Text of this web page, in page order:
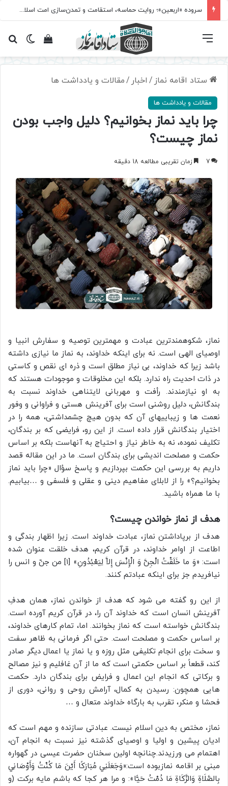
مسابقه سراسری «نماز؛ میراث کربلا» برگزار می‌شود
تغییرمشاهده فهرست
ستاد اقامه نماز / اخبار /مقالات و یادداشت ها
مقالات و یادداشت ها
چرا باید نماز بخوانیم؟ دلیل واجب بودن
نماز چیست؟
7 زمان تقریبی مطالعه 18 دقیقه
نماز، شکوهمندترین عبادت و مهمترین توصیه و سفارش انبیا و
اوصیای الهی است. نه برای اینکه خداوند، به نماز ما نیازی داشته
باشد زیرا که خداوند، بی نیاز مطلق است و ذره ای نقص و کاستی
در ذات احدیت راه ندارد. بلکه این مخلوقات و موجودات هستند که
به او نیازمندند. رأفت و مهربانی لایتناهی خداوند نسبت به
بندگانش، دلیل روشنی است برای آفرینش هستی و فراوانی و وفور
نعمت ها و زیباییهای آن که بدون هیچ چشمداشتی، همه را در
اختیار بندگانش قرار داده است. از این رو، فرایضی که بر بندگان،
تکلیف نموده، نه به خاطر نیاز و احتیاج به آنهاست بلکه بر اساس
حکمت و مصلحت اندیشی برای بندگان است. ما در این مقاله قصد
داریم به بررسی این حکمت بپردازیم و پاسخ سؤال «چرا باید نماز
بخوانیم؟» را از لابلای مفاهیم دینی و عقلی و فلسفی و …بیابیم.
با ما همراه باشید.
هدف از نماز خواندن چیست؟
هدف از برپاداشتن نماز، عبادت خداوند است. زیرا اظهار بندگی و
اطاعت از اوامر خداوند، در قرآن کریم، هدف خلقت عنوان شده
است: «وَ ما خَلَقْتُ الْجِنَّ وَ الْإِنْسَ إِلاَّ لِيَعْبُدُونِ» [۱] من جنّ و انس را
نيافريدم جز براى اينكه عبادتم كنند.
از این رو گفته می شود که هدف از خواندن نماز، همان هدفِ
آفرینش انسان است كه خداوند آن را، در قرآن کریم آورده است.
بندگانش خواسته است كه نماز بخوانند. اما، تمام کارهای خداوند،
بر اساس حکمت و مصلحت است. حتی اگر فرمانی به ظاهر سفت
و سخت برای انجام تکلیفی مثل روزه و یا نماز یا اعمال دیگر صادر
کند، قطعاً بر اساس حکمتی است که ما از آن غافلیم و نیز مصالح
و برکاتی که انجام این اعمال و فرایض برای بندگان دارد. حکمت
هایی همچون: رسیدن به کمال، آرامش روحی و روانی، دوری از
فحشا و منکر، تقرب به بارگاه خداوند متعال و …
نماز، مختص به دین اسلام نیست. عبادتی سازنده و مهم است که
ادیان پیشین و اولیا و اوصیای گذشته نیز نسبت به انجام آن،
اهتمام می ورزیدند.چنانچه اولین سخنان حضرت عیسی در گهواره
مبنی بر اقامه نمازبوده است:«وَجَعَلَنِي مُبَارَكًا أَيْنَ مَا كُنْتُ وَأَوْصَانِي
بِالصَّلَاةِ وَالزَّكَاةِ مَا دُمْتُ حَيًّا»: و مرا هر کجا که باشم مایه برکت (و